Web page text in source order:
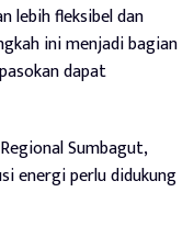
lebih fleksibel dan
ini menjadi bagian
dapat
Sumbagut,
energi perlu didukung